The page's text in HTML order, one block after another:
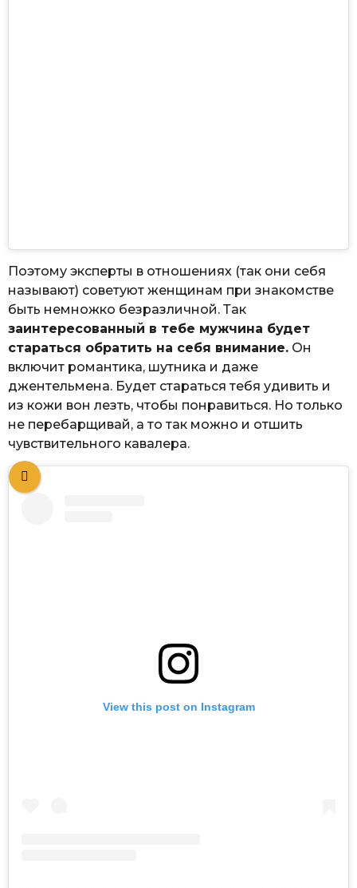
Поэтому эксперты в отношениях (так они себя
называют) советуют женщинам при знакомстве
быть немножко безразличной. Так
заинтересованный в тебе мужчина будет
стараться обратить на себя внимание. Он
включит романтика, шутника и даже
джентельмена. Будет стараться тебя удивить и
из кожи вон лезть, чтобы понравиться. Но только
не перебарщивай, а то так можно и отшить
чувствительного кавалера.
View this post on Instagram